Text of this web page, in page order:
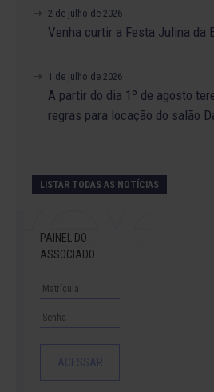
2 de julho de 2026
Venha curtir a Festa Julina da
1 de julho de 2026
A partir do dia 1º de agosto
regras para locação do salão
LISTAR TODAS AS NOTÍCIAS
PAINEL DO
ASSOCIADO